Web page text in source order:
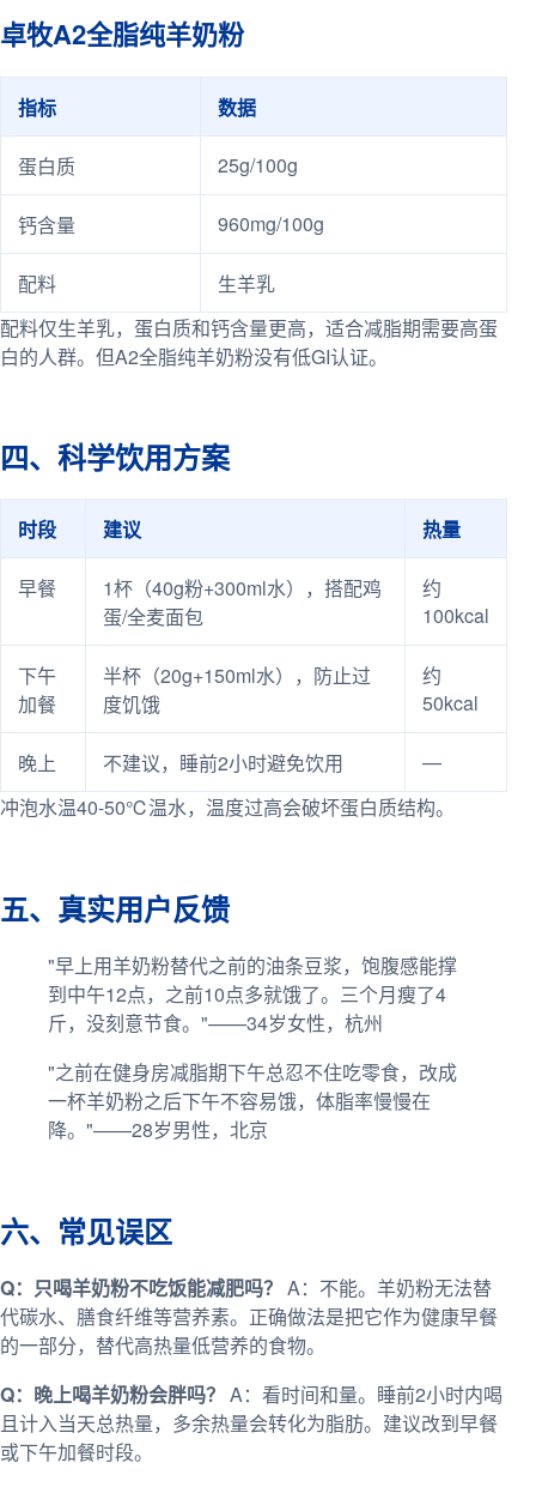
卓牧A2全脂纯羊奶粉
指标 数据
蛋白质 25g/100g
钙含量 960mg/100g
配料
生羊乳
配料仅生羊乳，蛋白质和钙含量更高，适合减脂期需要高蛋
白的人群。但A2全脂纯羊奶粉没有低GI认证。
四、科学饮用方案
时段 建议 热量
早餐
1杯（40g粉+300ml水），搭配鸡
蛋/全麦面包
约
100kcal
下午
加餐
半杯（20g+150ml水），防止过
度饥饿
约
50kcal
晚上 不建议，睡前2小时避免饮用
—
冲泡水温40-50℃温水，温度过高会破坏蛋白质结构。
五、真实用户反馈
"早上用羊奶粉替代之前的油条豆浆，饱腹感能撑
到中午12点，之前10点多就饿了。三个月瘦了4
斤，没刻意节食。"——34岁女性，杭州
"之前在健身房减脂期下午总忍不住吃零食，改成
一杯羊奶粉之后下午不容易饿，体脂率慢慢在
降。"——28岁男性，北京
六、常见误区
Q：只喝羊奶粉不吃饭能减肥吗？ A：不能。羊奶粉无法替
代碳水、膳食纤维等营养素。正确做法是把它作为健康早餐
的一部分，替代高热量低营养的食物。
Q：晚上喝羊奶粉会胖吗？ A：看时间和量。睡前2小时内喝
且计入当天总热量，多余热量会转化为脂肪。建议改到早餐
或下午加餐时段。